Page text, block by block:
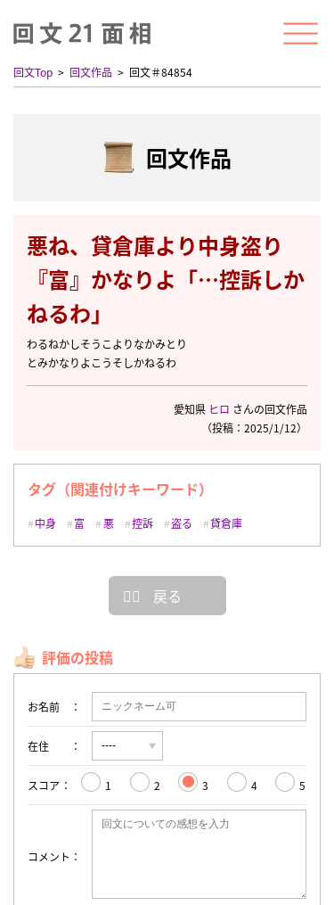
回文Top 回文作品 回文＃84854
回文作品
悪ね、貸倉庫より中身盗り
『富』かなりよ「…控訴しか
ねるわ」
わるねかしそうこよりなかみとり
とみかなりよこうそしかねるわ
愛知県 ヒロ さんの回文作品
（投稿：2025/1/12）
タグ（関連付けキーワード）
中身 富 悪 控訴 盗る 貸倉庫
戻る
評価の投稿
お名前
在住
スコア 1 2 3 4 5
コメント